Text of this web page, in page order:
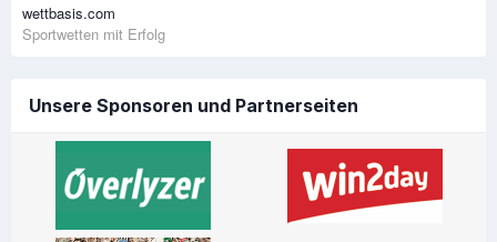
wettbasis.com
Sportwetten mit Erfolg
Unsere Sponsoren und Partnerseiten